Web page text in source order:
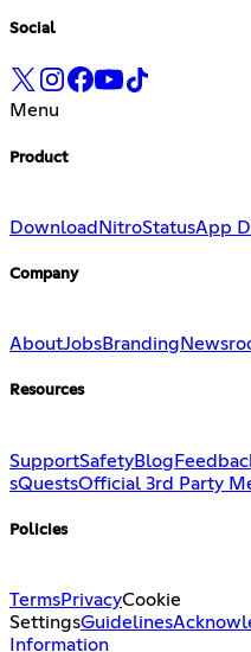
Social
Menu
Product
Download NitroStatusApp
Company
AboutJobsBranding
Resources
SupportSafetyBlog
sQuestsOfficial 3rd Party
Policies
TermsPrivacyCookie
SettingsGuidelines
Information